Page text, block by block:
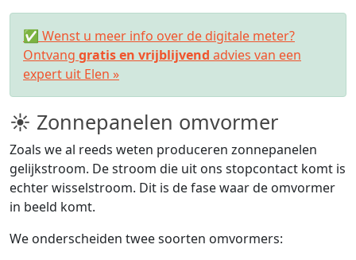
✅ Wenst u meer info over de digitale meter?
Ontvang gratis en vrijblijvend advies van een
expert uit Elen »
☀ Zonnepanelen omvormer
Zoals we al reeds weten produceren zonnepanelen
gelijkstroom. De stroom die uit ons stopcontact komt is
echter wisselstroom. Dit is de fase waar de omvormer
in beeld komt.
We onderscheiden twee soorten omvormers: